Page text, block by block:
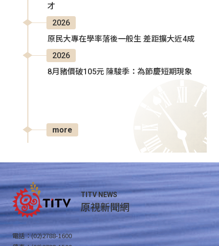
才
2026
原民大專在學率落後一般生 差距擴大近4成
2026
8月豬價破105元 陳駿季：為節慶短期現象
more
TITV NEWS
原視新聞網
電話：(02)2788-1600